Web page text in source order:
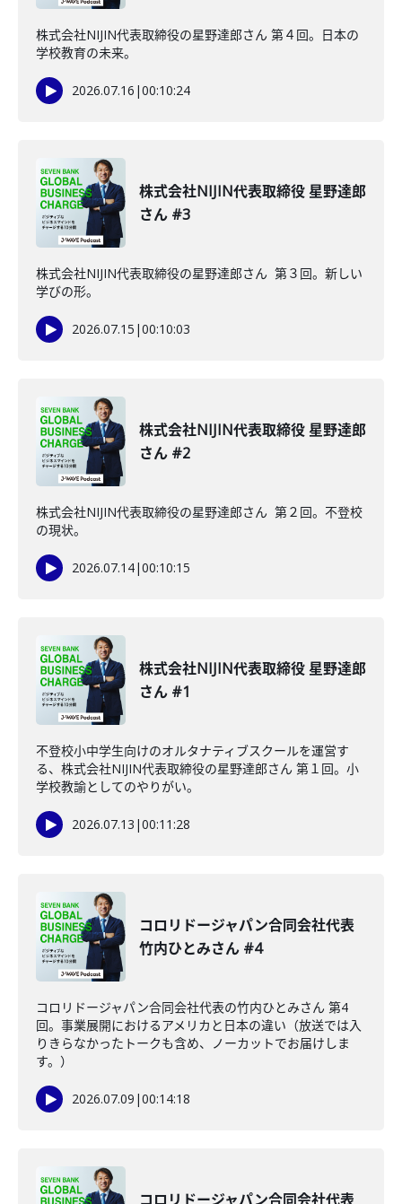
株式会社NIJIN代表取締役の星野達郎さん 第４回。日本の
学校教育の未来。
2026.07.16 |00:10:24
株式会社NIJIN代表取締役 星野達郎
さん #3
株式会社NIJIN代表取締役の星野達郎さん 第３回。新しい
学びの形。
2026.07.15 |00:10:03
株式会社NIJIN代表取締役 星野達郎
さん #2
株式会社NIJIN代表取締役の星野達郎さん 第２回。不登校
の現状。
2026.07.14|00:10:15
株式会社NIJIN代表取締役 星野達郎
さん #1
不登校小中学生向けのオルタナティブスクールを運営す
る、株式会社NIJIN代表取締役の星野達郎さん 第１回。小
学校教諭としてのやりがい。
2026.07.13 |00:11:28
コロリドージャパン合同会社代表
竹内ひとみさん #4
コロリドージャパン合同会社代表の竹内ひとみさん 第4
回。事業展開におけるアメリカと日本の違い（放送では入
りきらなかったトークも含め、ノーカットでお届けしま
す。）
2026.07.09 |00:14:18
コロリドージャパン合同会社代表